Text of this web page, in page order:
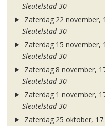
Sleutelstad 30
Zaterdag 22 november,
Sleutelstad 30
Zaterdag 15 november,
Sleutelstad 30
Zaterdag 8 november,
Sleutelstad 30
Zaterdag 1 november,
Sleutelstad 30
Zaterdag 25 oktober,